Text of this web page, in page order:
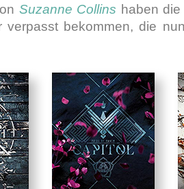
Suzanne Collins haben
verpasst bekommen, die